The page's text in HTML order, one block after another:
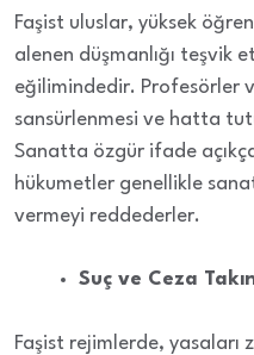
Faşist uluslar, yüksek
alenen düşmanlığı teşvik
eğilimindedir. Profesörler
sansürlenmesi ve hatta
Sanatta özgür ifade
hükumetler genellikle
vermeyi reddederler.
Suç ve Ceza
Faşist rejimlerde, yasaları